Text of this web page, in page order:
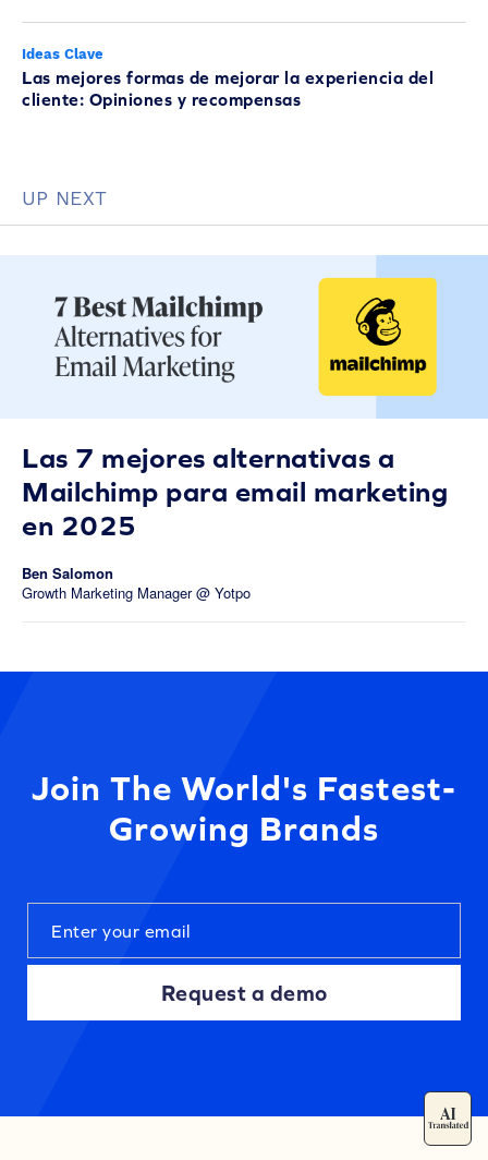
Ideas Clave
Las mejores formas de mejorar la experiencia del
cliente: Opiniones y recompensas
UP NEXT
Las 7 mejores alternativas a
Mailchimp para email marketing
en 2025
Ben Salomon
Growth Marketing Manager @ Yotpo
Join The World's Fastest-
Growing Brands
Request a demo